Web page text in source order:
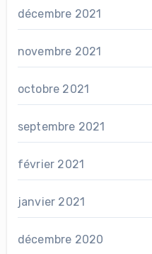
décembre 2021
novembre 2021
octobre 2021
septembre 2021
février 2021
janvier 2021
décembre 2020